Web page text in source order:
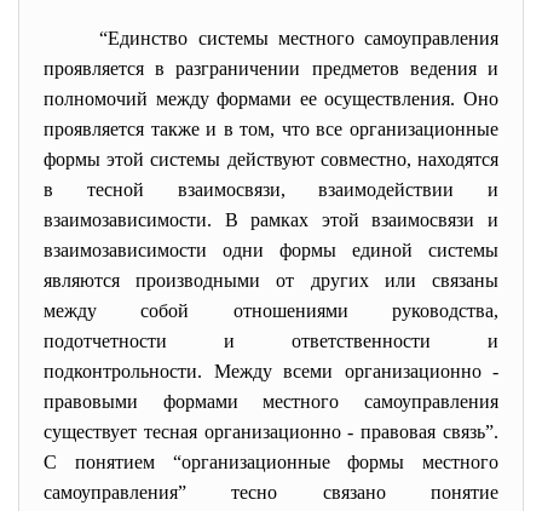
“Единство системы местного самоуправления
проявляется в разграничении предметов ведения и
полномочий между формами ее осуществления. Оно
проявляется также и в том, что все организационные
формы этой системы действуют совместно, находятся
в тесной взаимосвязи, взаимодействии и
взаимозависимости. В рамках этой взаимосвязи и
взаимозависимости одни формы единой системы
являются производными от других или связаны
между собой отношениями руководства,
подотчетности и ответственности и
подконтрольности. Между всеми организационно -
правовыми формами местного самоуправления
существует тесная организационно - правовая связь”.
С понятием “организационные формы местного
самоуправления” тесно связано понятие